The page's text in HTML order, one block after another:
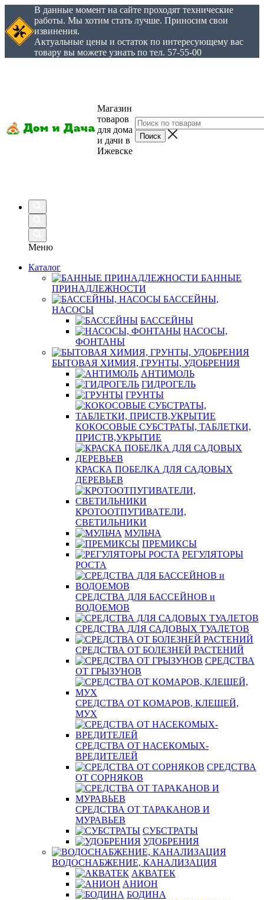
В данные момент на сайте проходят технические
работы. Мы хотим стать лучше. Приносим свои
извинения.
Актуальные цены и остаток по интересующему вас
товару вы можете узнать по тел. 57-55-00
Магазин
товаров
для дома
и дачи в
Ижевске
Меню
Каталог
БАННЫЕ
ПРИНАДЛЕЖНОСТИ
БАССЕЙНЫ,
НАСОСЫ
БАССЕЙНЫ
НАСОСЫ,
ФОНТАНЫ
БЫТОВАЯ ХИМИЯ, ГРУНТЫ, УДОБРЕНИЯ
АНТИМОЛЬ
ГИДРОГЕЛЬ
ГРУНТЫ
КОКОСОВЫЕ СУБСТРАТЫ, ТАБЛЕТКИ,
ПРИСТВ,УКРЫТИЕ
КРАСКА ПОБЕЛКА ДЛЯ САДОВЫХ
ДЕРЕВЬЕВ
КРОТООТПУГИВАТЕЛИ,
СВЕТИЛЬНИКИ
МУЛЬЧА
ПРЕМИКСЫ
РЕГУЛЯТОРЫ
РОСТА
СРЕДСТВА ДЛЯ БАССЕЙНОВ и
ВОДОЕМОВ
СРЕДСТВА ДЛЯ САДОВЫХ ТУАЛЕТОВ
СРЕДСТВА ОТ БОЛЕЗНЕЙ РАСТЕНИЙ
СРЕДСТВА
ОТ ГРЫЗУНОВ
СРЕДСТВА ОТ КОМАРОВ, КЛЕЩЕЙ,
МУХ
СРЕДСТВА ОТ НАСЕКОМЫХ-
ВРЕДИТЕЛЕЙ
СРЕДСТВА
ОТ СОРНЯКОВ
СРЕДСТВА ОТ ТАРАКАНОВ И
МУРАВЬЕВ
СУБСТРАТЫ
УДОБРЕНИЯ
ВОДОСНАБЖЕНИЕ, КАНАЛИЗАЦИЯ
АКВАТЕК
АНИОН
БОДИНА